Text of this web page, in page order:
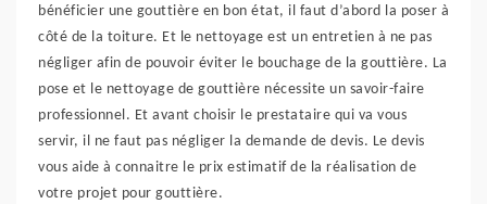
bénéficier une gouttière en bon état, il faut d’abord la poser à
côté de la toiture. Et le nettoyage est un entretien à ne pas
négliger afin de pouvoir éviter le bouchage de la gouttière. La
pose et le nettoyage de gouttière nécessite un savoir-faire
professionnel. Et avant choisir le prestataire qui va vous
servir, il ne faut pas négliger la demande de devis. Le devis
vous aide à connaitre le prix estimatif de la réalisation de
votre projet pour gouttière.